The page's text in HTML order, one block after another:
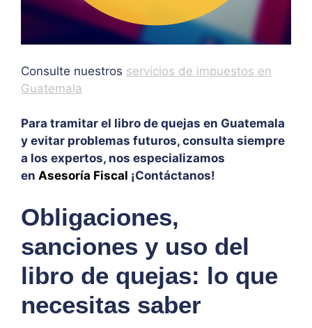
Consulte nuestros servicios de impuestos en
Guatemala
Para tramitar el libro de quejas en Guatemala
y evitar problemas futuros, consulta siempre
a los expertos, nos especializamos
en Asesoría Fiscal ¡Contáctanos!
Obligaciones,
sanciones y uso del
libro de quejas: lo que
necesitas saber